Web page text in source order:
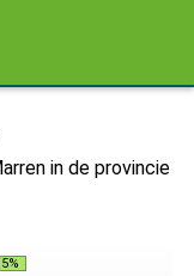
in de provincie